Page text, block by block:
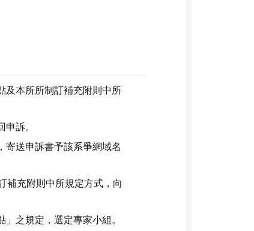
及本所所制訂補充附則中所
訴。
寄送申訴書予該系爭網域名
補充附則中所規定方式，向
之規定，選定專家小組。